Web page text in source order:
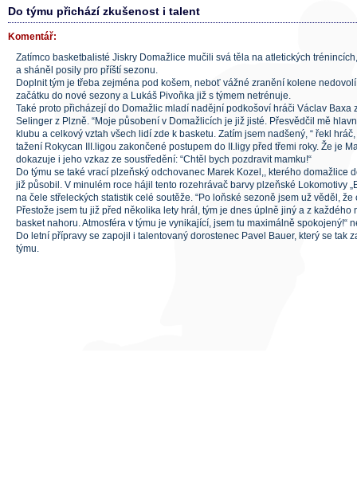
Do týmu přichází zkušenost i talent
Komentář:
Zatímco basketbalisté Jiskry Domažlice mučili svá těla na atletických
a sháněl posily pro příští sezonu.
Doplnit tým je třeba zejména pod košem, neboť vážné zranění kolene
začátku do nové sezony a Lukáš Pivoňka již s týmem netrénuje.
Také proto přicházejí do Domažlic mladí nadějní podkošoví hráči Václav Baxa
Selinger z Plzně. “Moje působení v Domažlicích je již jisté. Přesvědčil mě
klubu a celkový vztah všech lidí zde k basketu. Zatím jsem nadšený, “ řekl
tažení Rokycan III.ligou zakončené postupem do II.ligy před třemi roky. Že je
dokazuje i jeho vzkaz ze soustředění: “Chtěl bych pozdravit mamku!“
Do týmu se také vrací plzeňský odchovanec Marek Kozel,, kterého domažlice
již působil. V minulém roce hájil tento rozehrávač barvy plzeňské Lokomotivy
na čele střeleckých statistik celé soutěže. “Po loňské sezoně jsem už věděl,
Přestože jsem tu již před několika lety hrál, tým je dnes úplně jiný a z každého
basket nahoru. Atmosféra v týmu je vynikající, jsem tu maximálně spokojený!“
Do letní přípravy se zapojil i talentovaný dorostenec Pavel Bauer, který se tak
týmu.